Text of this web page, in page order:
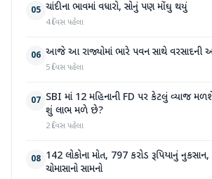
05 ચાંદીના ભાવમાં વધારો, સોનું પણ મોંઘુ થયું
4 દિવસ પહેલા
06 આજે આ રાજ્યોમાં ભારે પવન સાથે વરસાદની
5 દિવસ પહેલા
07 SBI માં 12 મહિનાની FD પર કેટલું વ્યાજ
શું લાભ મળે છે?
2 દિવસ પહેલા
08 142 લોકોના મોત, 797 કરોડ રૂપિયાનું
ચોમાસાનો સામનો